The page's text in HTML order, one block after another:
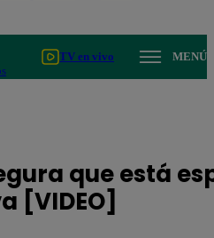
TV en vivo MENÚ
que está
[VIDEO]